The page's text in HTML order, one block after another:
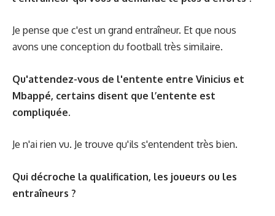
Je pense que c'est un grand entraîneur. Et que nous
avons une conception du football très similaire.
Qu'attendez-vous de l'entente entre Vinicius et
Mbappé, certains disent que l’entente est
compliquée.
Je n'ai rien vu. Je trouve qu'ils s'entendent très bien.
Qui décroche la qualification, les joueurs ou les
entraîneurs ?